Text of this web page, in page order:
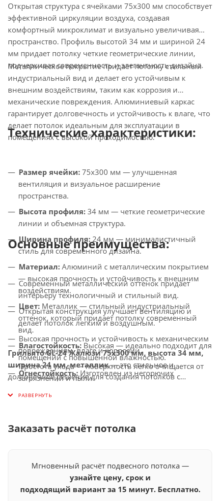
Открытая структура с ячейками 75x300 мм способствует
эффективной циркуляции воздуха, создавая
комфортный микроклимат и визуально увеличивая
пространство. Профиль высотой 34 мм и шириной 24
мм придает потолку четкие геометрические линии,
подчеркивая современность и элегантность дизайна.
Металлическое покрытие придает потолку стильный
индустриальный вид и делает его устойчивым к
внешним воздействиям, таким как коррозия и
механические повреждения. Алюминиевый каркас
гарантирует долговечность и устойчивость к влаге, что
делает потолок идеальным для эксплуатации в
помещениях с высокой проходимостью.
Технические характеристики:
Размер ячейки: 75x300 мм — улучшенная
вентиляция и визуальное расширение
пространства.
Высота профиля: 34 мм — четкие геометрические
линии и объемная структура.
Ширина профиля: 24 мм — минималистичный
стиль для современного дизайна.
Материал: Алюминий с металлическим покрытием
— высокая прочность и устойчивость к внешним
воздействиям.
Цвет: Металлик — стильный индустриальный
оттенок, который придает потолку современный
вид.
Влагостойкость: Высокая — идеально подходит для
помещений с повышенной влажностью.
Огнестойкость: Изготовлен из негорючих
материалов, соответствует современным стандартам
безопасности.
интегрируется с LED-светильниками и другими
осветительными системами.
Основные преимущества:
Современный металлический оттенок придает
интерьеру технологичный и стильный вид.
Открытая конструкция улучшает вентиляцию и
делает потолок легким и воздушным.
Высокая прочность и устойчивость к механическим
повреждениям, влаге и коррозии.
Простота ухода — поверхность легко очищается от
загрязнений и пыли.
Универсальное применение — идеально подходит
Грильято GL-24 Жалюзи 75x300 мм, высота 34 мм,
ширина 24 мм, металлик— это стильное и
долговечное решение для создания потолков с
интерьеру современный вид и элегантность.
Заказать расчёт потолка
Мгновенный расчёт подвесного потолка —
узнайте цену, срок и
подходящий вариант за 15 минут. Бесплатно.